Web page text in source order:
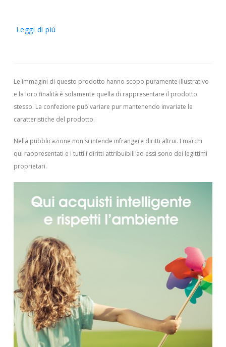
Leggi di più
Le immagini di questo prodotto hanno scopo puramente illustrativo
e la loro finalità è solamente quella di rappresentare il prodotto
stesso. La confezione può variare pur mantenendo invariate le
caratteristiche del prodotto.
Nella pubblicazione non si intende infrangere diritti altrui. I marchi
qui rappresentati e i tutti i diritti attribuibili ad essi sono dei legittimi
proprietari.